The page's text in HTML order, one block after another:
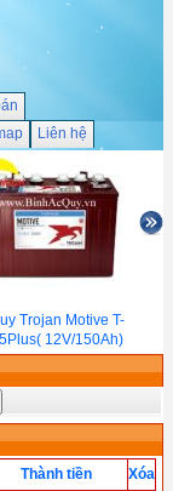
Liên hệ
Trojan Motive T-
12V/150Ah)
Thành tiền Xóa